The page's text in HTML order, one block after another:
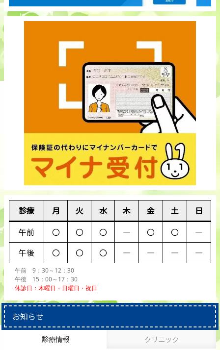
診療 月 火 水 木 金 土
日
午前
〇 〇 〇 ― 〇 〇
―
午後
〇 〇 〇 ― ― ― ―
午前 9：30～12：30
午後 15：00～17：30
休診日：木曜日・日曜日・祝日
お知らせ
診療情報 クリニック